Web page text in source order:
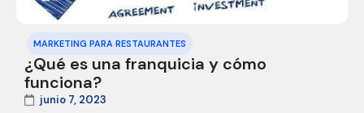
MARKETING PARA RESTAURANTES
¿Qué es una franquicia y cómo
funciona?
junio 7, 2023